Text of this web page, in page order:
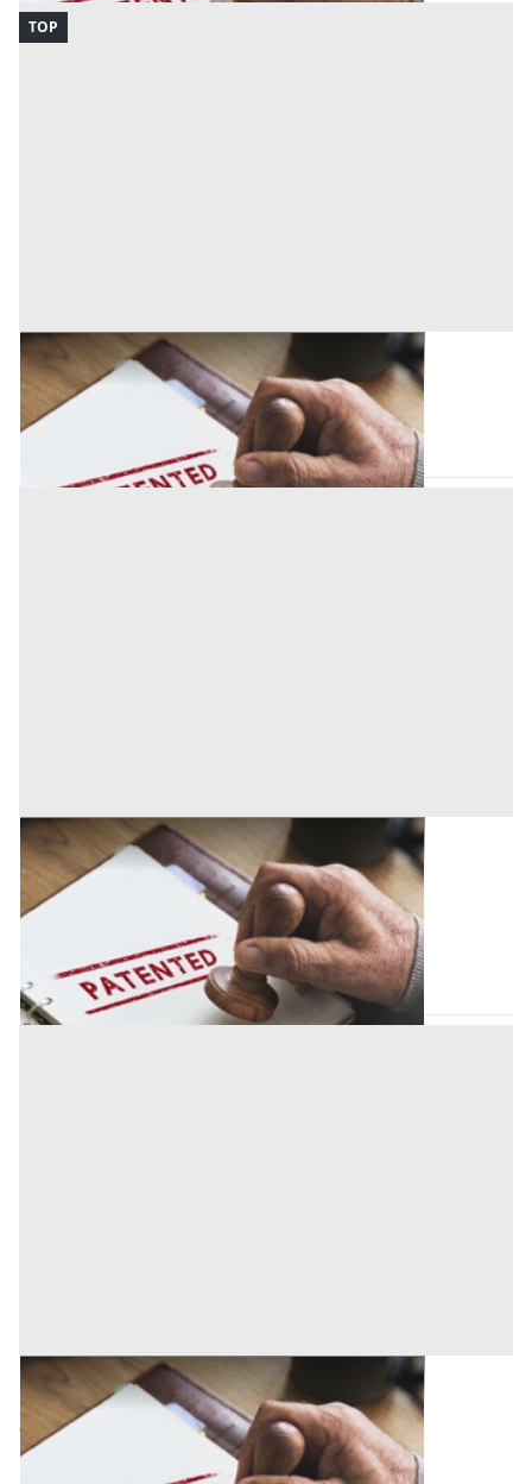
TOP
Marchi all'asta a Ancona
Ancona
(Ancona)
Codice asta:
AK21157358623
Brevetti all'asta a Cremona
(Cremona)
Offerta minima
150.000 €
Codice asta:AA123609900
Asta chiusa
Brevetti all'asta a Firenze
Offerta minima
74.625 € 122.600 €